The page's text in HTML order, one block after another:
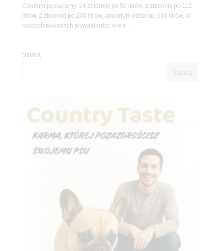
Centrum posiadamy: 24 zbiorniki po 56 litrów, 3 zbiorniki po 112
litrów, 2 zbiorniki po 200 litrów, akwarium ozdobne 660 litrów. W
naszych akwariach pływa bardzo wiele...
Szukaj